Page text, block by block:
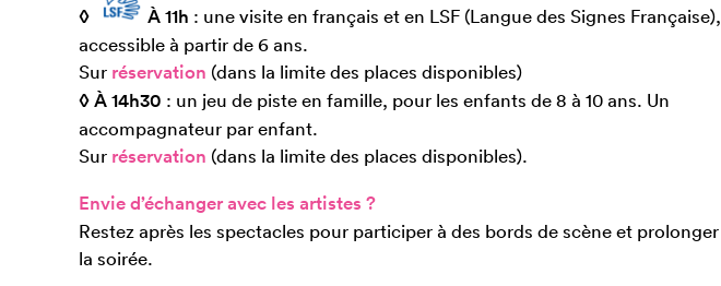
◊ À 11h : une visite en français et en LSF (Langue des Signes Française),
accessible à partir de 6 ans.
Sur réservation (dans la limite des places disponibles)
◊ À 14h30 : un jeu de piste en famille, pour les enfants de 8 à 10 ans. Un
accompagnateur par enfant.
Sur réservation (dans la limite des places disponibles).
Envie d’échanger avec les artistes ?
Restez après les spectacles pour participer à des bords de scène et prolonger
la soirée.